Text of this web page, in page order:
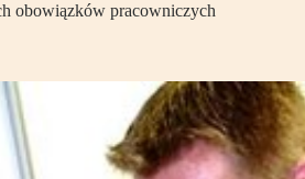
obowiązków pracowniczych